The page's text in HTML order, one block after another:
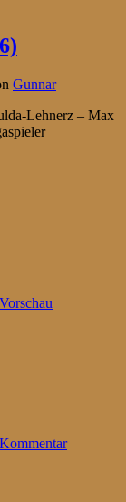
Gunnar
Lehnerz – Max
Vorschau
Kommentar